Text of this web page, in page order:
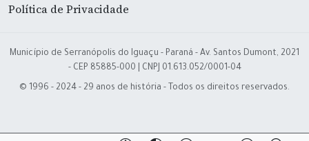
Política de Privacidade
Município de Serranópolis do Iguaçu - Paraná - Av. Santos Dumont, 2021
- CEP 85885-000 | CNPJ 01.613.052/0001-04
© 1996 - 2024 - 29 anos de história - Todos os direitos reservados.